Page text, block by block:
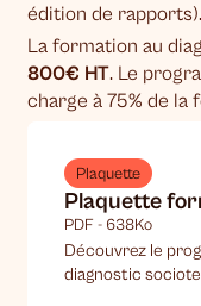
édition de rapports).
La formation au
800€ HT. Le
charge à 75% de la
Plaquette
Plaquette
PDF - 638Ko
Découvrez le
diagnostic